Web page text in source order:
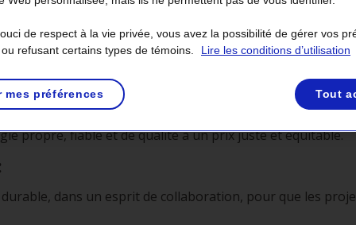
ou un poste, la conception, les démarches
une équipe de projet
en service,l’équipe de projetcherche à livrer le
aspects sociaux, environnementaux, techniques
propre, fiable et de qualité à un prix juste et équitable.
dans un esprit de collaboration, pour que les
de respect à la vie privée, vous avez la possibilité de gérer vos
refusant certains types de témoins.
Lire les conditions d’utilisation
mes préférences Tout